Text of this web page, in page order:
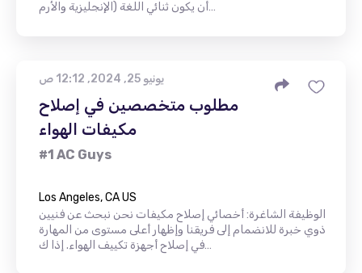
أن يكون ثنائي اللغة (الإنجليزية والأرم…
يونيو 25, 2024, 12:12 ص
مطلوب متخصصين في إصلاح
مكيفات الهواء
#1 AC Guys
Los Angeles, CA US
الوظيفة الشاغرة: أخصائي إصلاح مكيفات نحن نبحث عن فنيين
ذوي خبرة للانضمام إلى فريقنا وإظهار أعلى مستوى من المهارة
في إصلاح أجهزة تكييف الهواء. إذا ك…